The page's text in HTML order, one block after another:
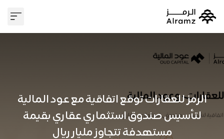
الرمز للعقارات توقع اتفاقية مع عود المالية
لتأسيس صندوق استثماري عقاري بقيمة
مستهدفة تتجاوز مليار ريال